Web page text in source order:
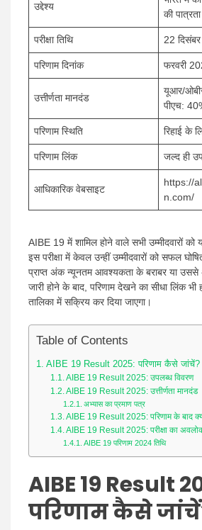
उद्देश्य
की
परीक्षा तिथि 22
परिणाम दिनांक फरवरी
उत्तीर्णता मानदंड
यूआर/
पीएच:
परिणाम स्थिति रिहाई के
परिणाम लिंक जल्द ही
आधिकारिक वेबसाइट
https://
n.com/
AIBE 19 में शामिल होने वाले सभी उम्मीदवारों को
इस परीक्षा में केवल उन्हीं उम्मीदवारों को सफल
प्राप्त अंक न्यूनतम आवश्यकता के बराबर या उससे
जारी होने के बाद, परिणाम देखने का सीधा लिंक भी
तालिका में सक्रिय कर दिया जाएगा।
Table of Contents
AIBE 19 Result 2025: परिणाम कैसे जांचें?
AIBE 19 Result 2025: उपलब्ध विवरण
AIBE 19 Result 2025: उत्तीर्णता मानदंड
अभ्यास का प्रमाण पत्र
AIBE 19 Result 2025: परिणाम के बाद
AIBE 19 Result 2025: परीक्षा का
AIBE 19 परिणाम 2024 तिथि
AIBE 19 Result
परिणाम कैसे